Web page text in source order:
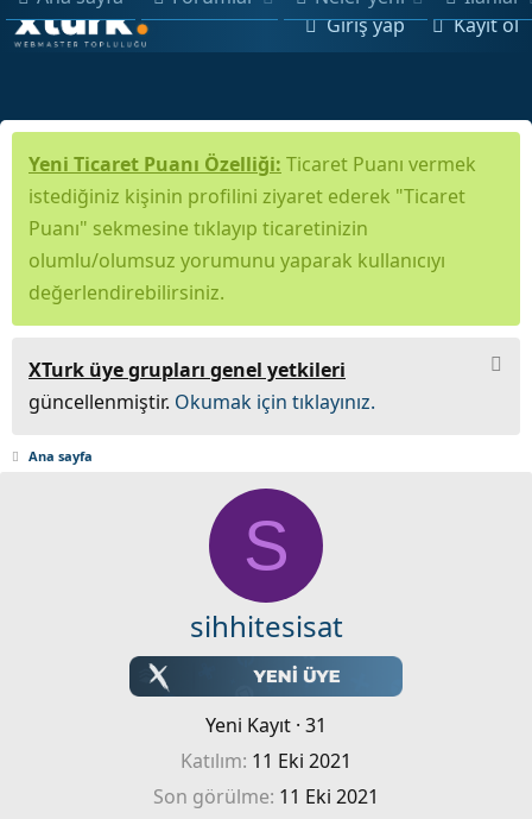
Giriş yap Kayıt ol
Yeni Ticaret Puanı Özelliği: Ticaret Puanı vermek
istediğiniz kişinin profilini ziyaret ederek "Ticaret
Puanı" sekmesine tıklayıp ticaretinizin
olumlu/olumsuz yorumunu yaparak kullanıcıyı
değerlendirebilirsiniz.
XTurk üye grupları genel yetkileri
güncellenmiştir. Okumak için tıklayınız.
Ana sayfa
S
sihhitesisat
Yeni Kayıt · 31
Katılım 11 Eki 2021
Son görülme 11 Eki 2021